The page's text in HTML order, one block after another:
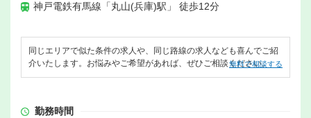
神戸電鉄有馬線「丸山(兵庫)駅」 徒歩12分
同じエリアで似た条件の求人や、同じ路線の求人なども喜んでご紹
介いたします。お悩みやご希望があれば、ぜひご相談ください。
無料で相談する
勤務時間